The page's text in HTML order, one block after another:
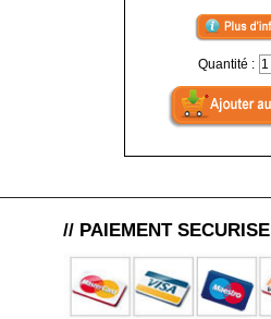
Quantité :
// PAIEMENT SECURISE